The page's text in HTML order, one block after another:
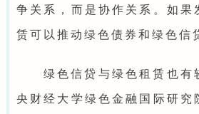
争关系，而是协作关系。如果
赁可以推动绿色债券和绿色信
绿色信贷与绿色租赁也有
央财经大学绿色金融国际研究